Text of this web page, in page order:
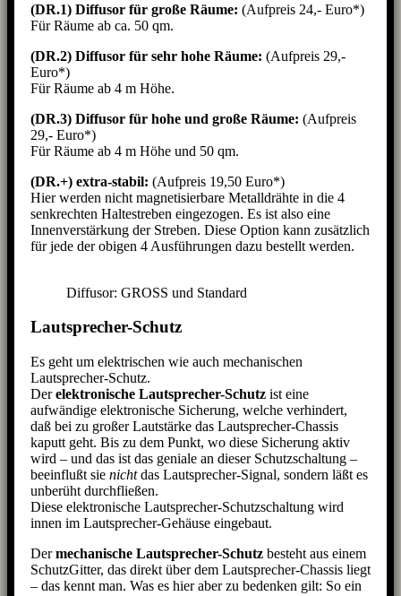
(DR.1) Diffusor für große Räume: (Aufpreis 24,- Euro*)
Für Räume ab ca. 50 qm.
(DR.2) Diffusor für sehr hohe Räume: (Aufpreis 29,-
Euro*)
Für Räume ab 4 m Höhe.
(DR.3) Diffusor für hohe und große Räume: (Aufpreis
29,- Euro*)
Für Räume ab 4 m Höhe und 50 qm.
(DR.+) extra-stabil: (Aufpreis 19,50 Euro*)
Hier werden nicht magnetisierbare Metalldrähte in die 4
senkrechten Haltestreben eingezogen. Es ist also eine
Innenverstärkung der Streben. Diese Option kann zusätzlich
für jede der obigen 4 Ausführungen dazu bestellt werden.
Diffusor: GROSS und Standard
Lautsprecher-Schutz
Es geht um elektrischen wie auch mechanischen
Lautsprecher-Schutz.
Derelektronische Lautsprecher-Schutz ist eine
aufwändige elektronische Sicherung, welche verhindert,
daß bei zu großer Lautstärke das Lautsprecher-Chassis
kaputt geht. Bis zu dem Punkt, wo diese Sicherung aktiv
wird – und das ist das geniale an dieser Schutzschaltung –
beeinflußt sie nichtdas Lautsprecher-Signal, sondern läßt es
unberüht durchfließen.
Diese elektronische Lautsprecher-Schutzschaltung wird
innen im Lautsprecher-Gehäuse eingebaut.
Dermechanische Lautsprecher-Schutz besteht aus einem
SchutzGitter, das direkt über dem Lautsprecher-Chassis liegt
– das kennt man. Was es hier aber zu bedenken gilt: So ein